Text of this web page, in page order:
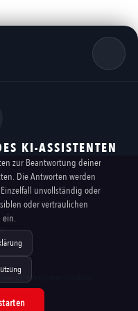
KI-ASSISTENTEN
zur Beantwortung deiner
Die Antworten werden
unvollständig oder
oder vertraulichen
ein.
by imexx communications